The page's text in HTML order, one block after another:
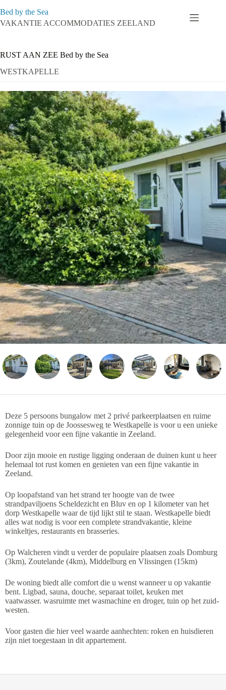
naar
de
Bed by the Sea
VAKANTIE ACCOMMODATIES ZEELAND
RUST AAN ZEE Bed by the Sea
WESTKAPELLE
Deze 5 persoons bungalow met 2 privé parkeerplaatsen en ruime
zonnige tuin op de Joossesweg te Westkapelle is voor u een unieke
gelegenheid voor een fijne vakantie in Zeeland.
Door zijn mooie en rustige ligging onderaan de duinen kunt u heer
helemaal tot rust komen en genieten van een fijne vakantie in
Zeeland.
Op loopafstand van het strand ter hoogte van de twee
strandpaviljoens Scheldezicht en Bluv en op 1 kilometer van het
dorp Westkapelle waar de tijd lijkt stil te staan. Westkapelle biedt
alles wat nodig is voor een complete strandvakantie, kleine
winkeltjes, restaurants en brasseries.
Op Walcheren vindt u verder de populaire plaatsen zoals Domburg
(3km), Zoutelande (4km), Middelburg en Vlissingen (15km)
De woning biedt alle comfort die u wenst wanneer u op vakantie
bent. Ligbad, sauna, douche, separaat toilet, keuken met
vaatwasser. wasruimte met wasmachine en droger, tuin op het zuid-
westen.
Voor gasten die hier veel waarde aanhechten: roken en huisdieren
zijn niet toegestaan in dit appartement.